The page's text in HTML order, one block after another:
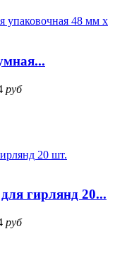
руб
гирлянд 20...
руб